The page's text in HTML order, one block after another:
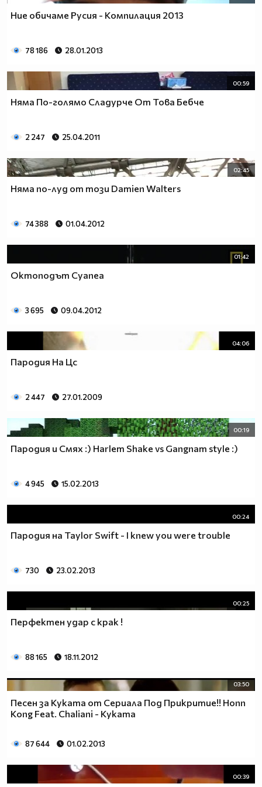
Ние обичаме Русия - Компилация 2013
78 186 28.01.2013
00:59
Няма По-голямо Сладурче От Това Бебче
2 247 25.04.2011
02:45
Няма по-луд от този Damien Walters
74 388 01.04.2012
01:42
Октоподът Cyanea
3 695 09.04.2012
04:06
Пародия На Цс
2 447 27.01.2009
00:19
Пародия и Смях :) Harlem Shake vs Gangnam style :)
4 945 15.02.2013
00:24
Пародия на Taylor Swift - I knew you were trouble
730 23.02.2013
00:25
Перфектен удар с крак !
88 165 18.11.2012
03:50
Песен за Куката от Сериала Под Прикритие!! Honn
Kong Feat. Chaliani - Куката
87 644 01.02.2013
00:39